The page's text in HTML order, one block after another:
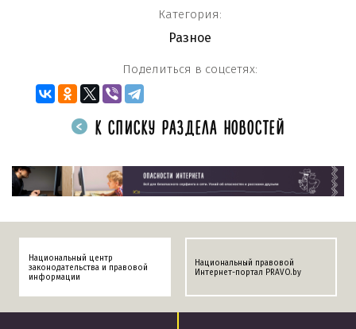
Категория:
Разное
Поделиться в соцсетях:
К СПИСКУ РАЗДЕЛА НОВОСТЕЙ
Национальный центр
законодательства и правовой
информации
Национальный правовой
Интернет-портал PRAVO.by